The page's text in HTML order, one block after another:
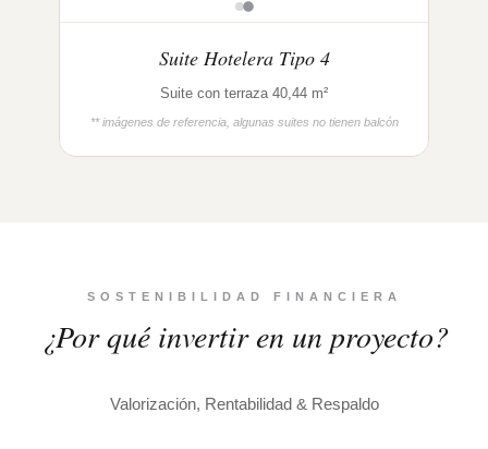
Suite Hotelera Tipo 4
Suite con terraza 40,44 m²
** imágenes de referencia, algunas suites no tienen balcón
SOSTENIBILIDAD FINANCIERA
¿Por qué invertir en un proyecto?
Valorización, Rentabilidad & Respaldo